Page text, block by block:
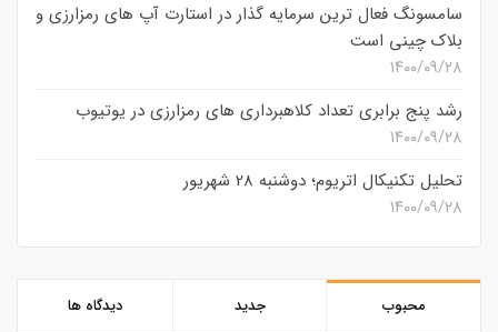
سامسونگ فعال‌ ترین سرمایه‌ گذار در استارت‌ آپ‌ های رمزارزی و
بلاک چینی است
۱۴۰۰/۰۹/۲۸
رشد پنج برابری تعداد کلاهبرداری های رمزارزی در یوتیوب
۱۴۰۰/۰۹/۲۸
تحلیل تکنیکال اتریوم؛ دوشنبه 28 شهریور
۱۴۰۰/۰۹/۲۸
محبوب جدید دیدگاه ها